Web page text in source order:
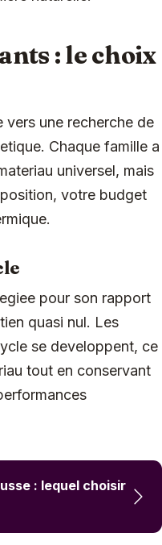
: le choix
vers une recherche de
Chaque famille a
universel, mais
votre budget
pour son rapport
quasi nul. Les
se developpent, ce
tout en conservant
: lequel choisir